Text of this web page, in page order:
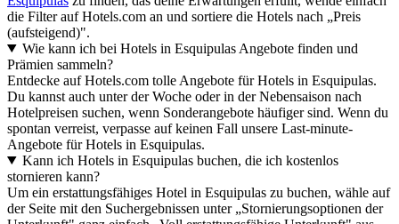
die Filter auf Hotels.com an und sortiere die Hotels nach „Preis
(aufsteigend)".
Wie kann ich bei Hotels in Esquipulas Angebote finden und
Prämien sammeln?
Entdecke auf Hotels.com tolle Angebote für Hotels in Esquipulas.
Du kannst auch unter der Woche oder in der Nebensaison nach
Hotelpreisen suchen, wenn Sonderangebote häufiger sind. Wenn du
spontan verreist, verpasse auf keinen Fall unsere Last-minute-
Angebote für Hotels in Esquipulas.
Kann ich Hotels in Esquipulas buchen, die ich kostenlos
stornieren kann?
Um ein erstattungsfähiges Hotel in Esquipulas zu buchen, wähle auf
der Seite mit den Suchergebnissen unter „Stornierungsoptionen der